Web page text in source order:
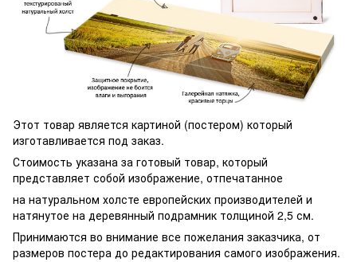
Этот товар является картиной (постером) который
изготавливается под заказ.
Стоимость указана за готовый товар, который
представляет собой изображение, отпечатанное
на натуральном холсте европейских производителей и
натянутое на деревянный подрамник толщиной 2,5 см.
Принимаются во внимание все пожелания заказчика, от
размеров постера до редактирования самого изображения.